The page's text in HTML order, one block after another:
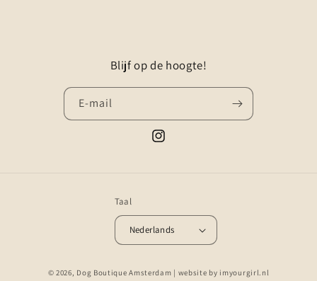
Blijf op de hoogte!
E‑mail
Instagram
Taal
Nederlands
© 2026, Dog Boutique Amsterdam | website by imyourgirl.nl